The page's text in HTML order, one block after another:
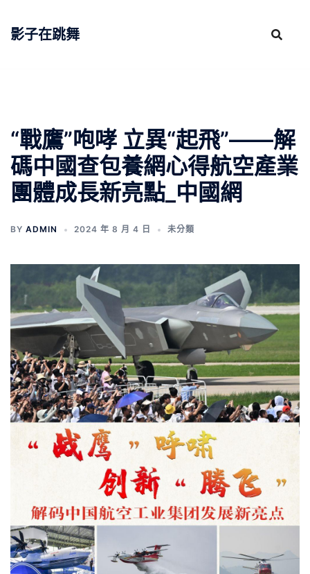
影子在跳舞
“戰鷹”咆哮 立異“起飛”——解
碼中國查包養網心得航空產業
團體成長新亮點_中國網
BY ADMIN 2024 年 8 月 4 日 未分類